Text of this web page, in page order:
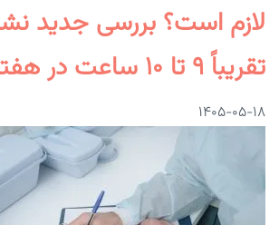
لازم است؟ بررسی جدید
تقریباً ۹ تا ۱۰ ساعت در هفته
۱۴۰۵-۰۵-۱۸